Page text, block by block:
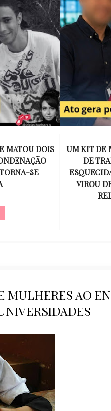
COLEGA
ESPOSA
PRESENTE
SOBRE
APÓS O
DE
MAIS
MULHERES AO